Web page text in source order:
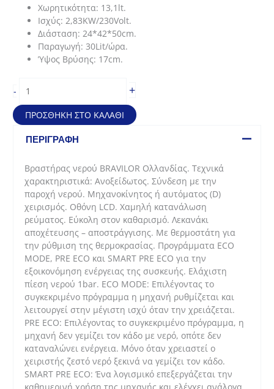
Χωρητικότητα: 13,1lt.
Ισχύς: 2,83KW/230Volt.
Διάσταση: 24*42*50cm.
Παραγωγή: 30Lit/ώρα.
Ύψος Βρύσης: 17cm.
-
νερού
μηχανοκίνητος
(24*42*50cm
+
ΠΡΟΣΘΉΚΗ ΣΤΟ ΚΑΛΆΘΙ
ΠΕΡΙΓΡΑΦΉ
Βραστήρας νερού BRAVILOR Ολλανδίας. Τεχνικά
χαρακτηριστικά: Ανοξείδωτος. Σύνδεση με την
παροχή νερού. Μηχανοκίνητος ή αυτόματος (D)
χειρισμός. Οθόνη LCD. Χαμηλή κατανάλωση
ρεύματος. Εύκολη στον καθαρισμό. Λεκανάκι
αποχέτευσης – αποστράγγισης. Με θερμοστάτη για
την ρύθμιση της θερμοκρασίας. Προγράμματα ECO
MODE, PRE ECO και SMART PRE ECO για την
εξοικονόμηση ενέργειας της συσκευής. Ελάχιστη
πίεση νερού 1bar. ECO MODE: Επιλέγοντας το
συγκεκριμένο πρόγραμμα η μηχανή ρυθμίζεται και
λειτουργεί στην μέγιστη ισχύ όταν την χρειάζεται.
PRE ECO: Επιλέγοντας το συγκεκριμένο πρόγραμμα, η
μηχανή δεν γεμίζει τον κάδο με νερό, οπότε δεν
καταναλώνει ενέργεια. Μόνο όταν χρειαστεί ο
χειριστής ζεστό νερό ξεκινά να γεμίζει τον κάδο.
SMART PRE ECO: Ένα λογισμικό επεξεργάζεται την